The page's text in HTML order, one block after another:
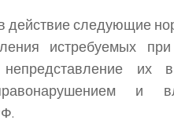
действие следующие
истребуемых
их
и